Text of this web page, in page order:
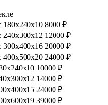
180х240х10 8000 ₽
240х300х12 12000 ₽
300х400х16 20000 ₽
400х500х20 24000 ₽
10000 ₽
14000 ₽
24000 ₽
39000 ₽